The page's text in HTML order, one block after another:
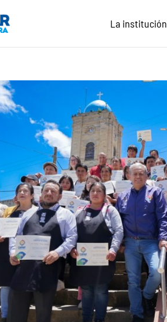
La institución